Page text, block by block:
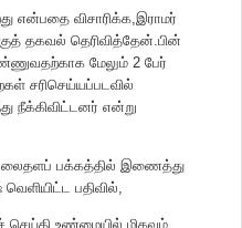
என்​பதை விசா​ரிக்க,இராமர்
தகவல் தெரி​வித்​தேன்.பின்​
மேலும் 2 பேர்
சரிசெய்​யப்​பட​வில்​
நீக்​கி​விட்​டனர் என்று
பக்​கத்​தில் இணைத்து
பதி​வில்,
மிக​வும்